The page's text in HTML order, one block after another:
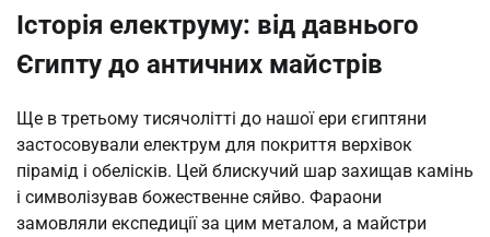
Історія електруму: від давнього
Єгипту до античних майстрів
Ще в третьому тисячолітті до нашої ери єгиптяни
застосовували електрум для покриття верхівок
пірамід і обелісків. Цей блискучий шар захищав камінь
і символізував божественне сяйво. Фараони
замовляли експедиції за цим металом, а майстри